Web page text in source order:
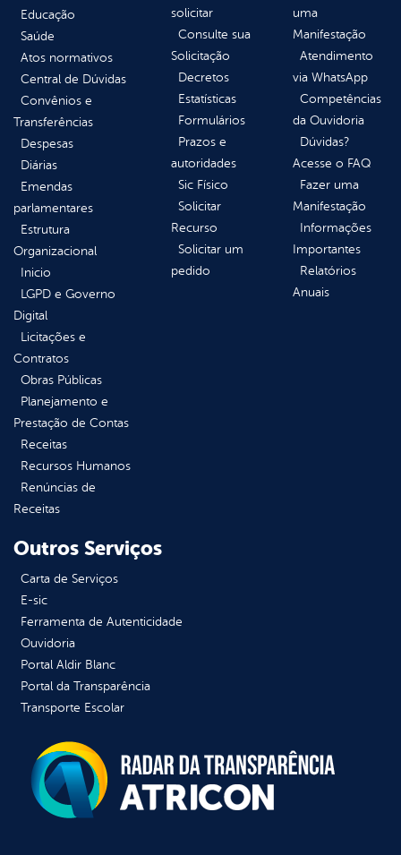
Educação
Saúde
Atos normativos
Central de Dúvidas
Convênios e
Transferências
Despesas
Diárias
Emendas
parlamentares
Estrutura
Organizacional
Inicio
LGPD e Governo
Digital
Licitações e
Contratos
Obras Públicas
Planejamento e
Prestação de Contas
Receitas
Recursos Humanos
Renúncias de
Receitas
solicitar
Consulte sua
Solicitação
Decretos
Estatísticas
Formulários
Prazos e
autoridades
Sic Físico
Solicitar
Recurso
Solicitar um
pedido
uma
Manifestação
Atendimento
via WhatsApp
Competências
da Ouvidoria
Dúvidas?
Acesse o FAQ
Fazer uma
Manifestação
Informações
Importantes
Relatórios
Anuais
Outros Serviços
Carta de Serviços
E-sic
Ferramenta de Autenticidade
Ouvidoria
Portal Aldir Blanc
Portal da Transparência
Transporte Escolar